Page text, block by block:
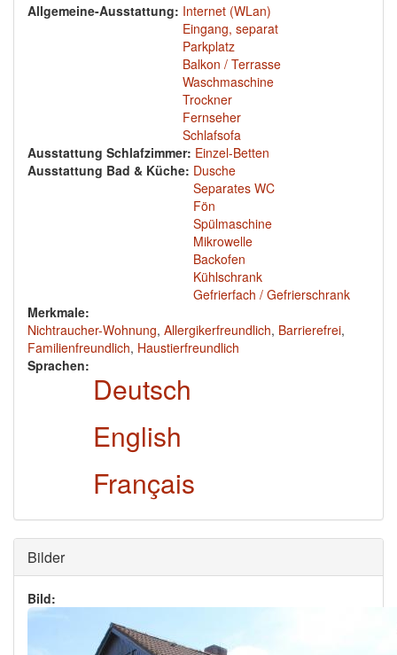
Allgemeine-Ausstattung: Internet (WLan)
Eingang, separat
Parkplatz
Balkon / Terrasse
Waschmaschine
Trockner
Fernseher
Schlafsofa
Ausstattung Schlafzimmer: Einzel-Betten
Ausstattung Bad & Küche: Dusche
Separates WC
Fön
Spülmaschine
Mikrowelle
Backofen
Kühlschrank
Gefrierfach / Gefrierschrank
Merkmale:
Nichtraucher-Wohnung, Allergikerfreundlich, Barrierefrei,
Familienfreundlich, Haustierfreundlich
Sprachen:
Deutsch
English
Français
Ausblenden
Bilder
Bild: